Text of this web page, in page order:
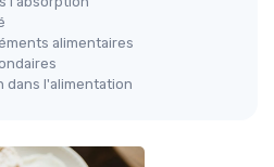
alimentaires
dans l'alimentation